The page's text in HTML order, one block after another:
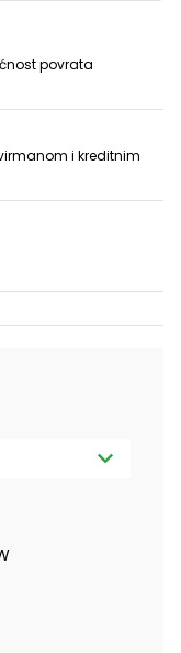
povrata
i kreditnim